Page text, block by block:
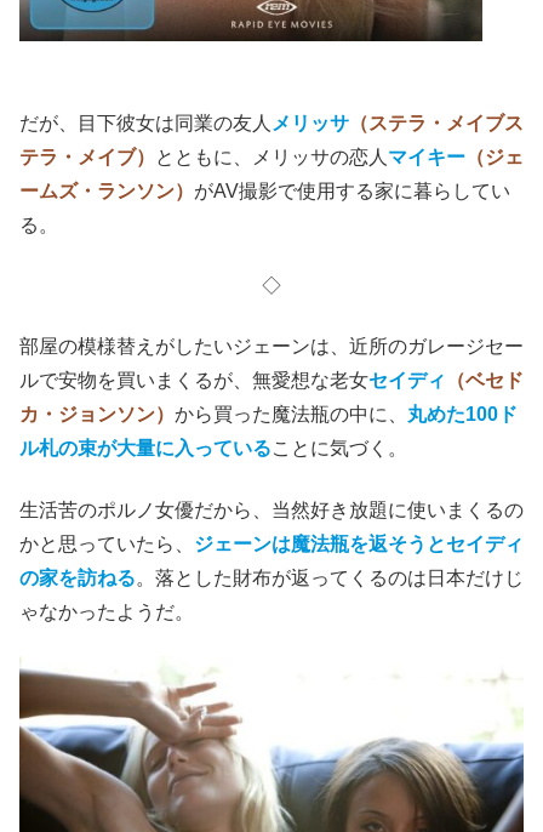
だが、目下彼女は同業の友人 メリッサ （ステラ・メイブス
テラ・メイブ）
とともに、メリッサの恋人 マイキー （ジェ
ームズ・ランソン） がAV撮影で使用する家に暮らしてい
る。
◇
部屋の模様替えがしたいジェーンは、近所のガレージセー
ルで安物を買いまくるが、無愛想な老女セイディ
（ベセド
カ・ジョンソン） から買った魔法瓶の中に、 丸めた100ド
ル札の束が大量に入っていることに気づく。
生活苦のポルノ女優だから、当然好き放題に使いまくるの
かと思っていたら、 ジェーンは魔法瓶を返そうとセイディ
の家を訪ねる。落とした財布が返ってくるのは日本だけじ
ゃなかったようだ。